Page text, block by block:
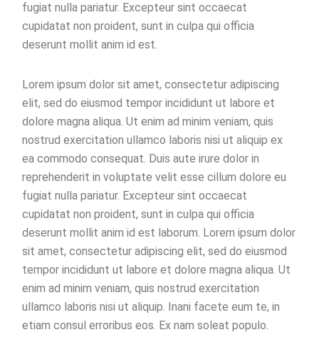
fugiat nulla pariatur. Excepteur sint occaecat
cupidatat non proident, sunt in culpa qui officia
deserunt mollit anim id est.
Lorem ipsum dolor sit amet, consectetur adipiscing
elit, sed do eiusmod tempor incididunt ut labore et
dolore magna aliqua. Ut enim ad minim veniam, quis
nostrud exercitation ullamco laboris nisi ut aliquip ex
ea commodo consequat. Duis aute irure dolor in
reprehenderit in voluptate velit esse cillum dolore eu
fugiat nulla pariatur. Excepteur sint occaecat
cupidatat non proident, sunt in culpa qui officia
deserunt mollit anim id est laborum. Lorem ipsum dolor
sit amet, consectetur adipiscing elit, sed do eiusmod
tempor incididunt ut labore et dolore magna aliqua. Ut
enim ad minim veniam, quis nostrud exercitation
ullamco laboris nisi ut aliquip. Inani facete eum te, in
etiam consul erroribus eos. Ex nam soleat populo.